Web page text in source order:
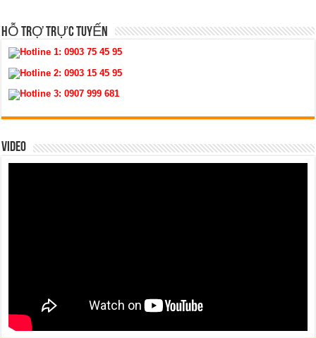
HỖ TRỢ TRỰC TUYẾN
Hotline 1:0903 75 45 95
Hotline 2:0903 15 45 95
Hotline 3:0907 999 681
VIDEO